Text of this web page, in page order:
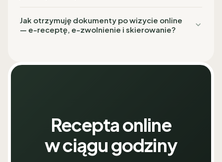
Jak otrzymuję dokumenty po wizycie online
— e-receptę, e-zwolnienie i skierowanie?
Recepta online
w ciągu godziny